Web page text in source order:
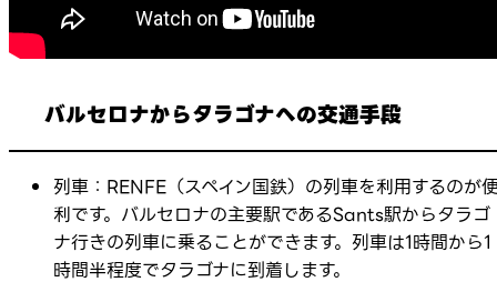
バルセロナからタラゴナへの交通手段
列車：RENFE（スペイン国鉄）の列車を利用するのが
利です。バルセロナの主要駅であるSants駅からタラゴ
ナ行きの列車に乗ることができます。列車は1時間から1
時間半程度でタラゴナに到着します。